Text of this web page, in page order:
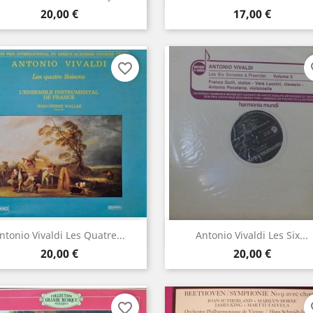
Prix
20,00 € Prix
17,00 €
Vivaldi Les Quatre...
Prix
20,00 €
Aperçu rapide
favorite_border
Antonio Vivaldi Les Six...
Prix
20,00 €
Aperçu rapide
favorite_border